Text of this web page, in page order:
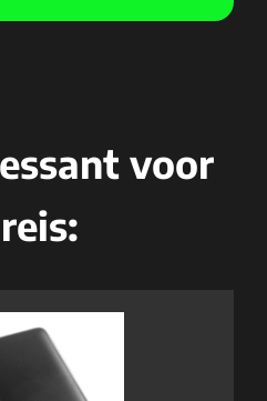
voor